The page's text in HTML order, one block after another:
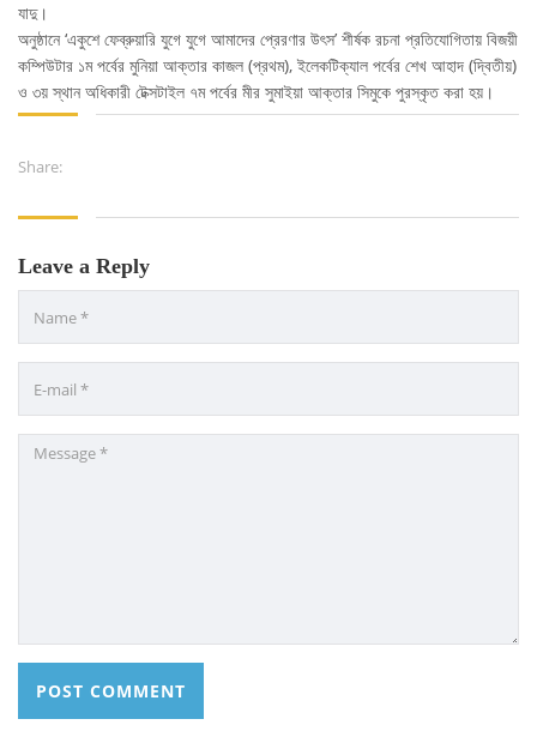
যাদু।
অনুষ্ঠানে ‘একুশে ফেব্রুয়ারি যুগে যুগে আমাদের প্রেরণার উৎস’ শীর্ষক রচনা প্রতিযোগিতায় বিজয়ী
কম্পিউটার ১ম পর্বের মুনিয়া আক্তার কাজল (প্রথম), ইলেকটিক্যাল পর্বের শেখ আহাদ (দ্বিতীয়)
ও ৩য় স্থান অধিকারী টেক্সটাইল ৭ম পর্বের মীর সুমাইয়া আক্তার সিমুকে পুরস্কৃত করা হয়।
Share:
Leave a Reply
Ministry of Education
University of Rajshahi
Directorate of Technical Education
Bangladesh Technical Education Board, Dhaka
CONTACT US
College Para, Jessore-7400,
Bangladesh
+88-01711-844881, +88-01711-
844882, +88-01711-067687, +88-